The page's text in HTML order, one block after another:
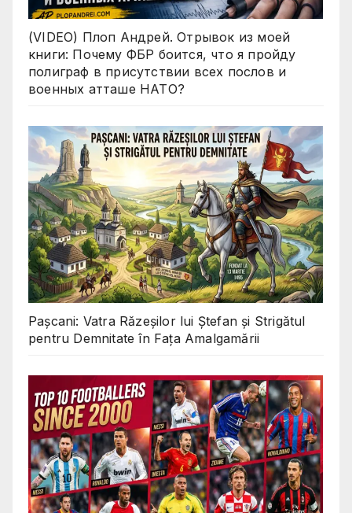
(VIDEO) Плоп Андрей. Отрывок из моей
книги: Почему ФБР боится, что я пройду
полиграф в присутствии всех послов и
военных атташе НАТО?
Pașcani: Vatra Răzeșilor lui Ștefan și Strigătul
pentru Demnitate în Fața Amalgamării